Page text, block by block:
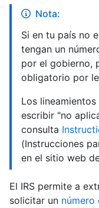
Nota:
Si en tu país no
tengan un
por el gobierno,
obligatorio por
Los
escribir "no
consulta
(Instrucciones
en el sitio web
El IRS permite a
solicitar un